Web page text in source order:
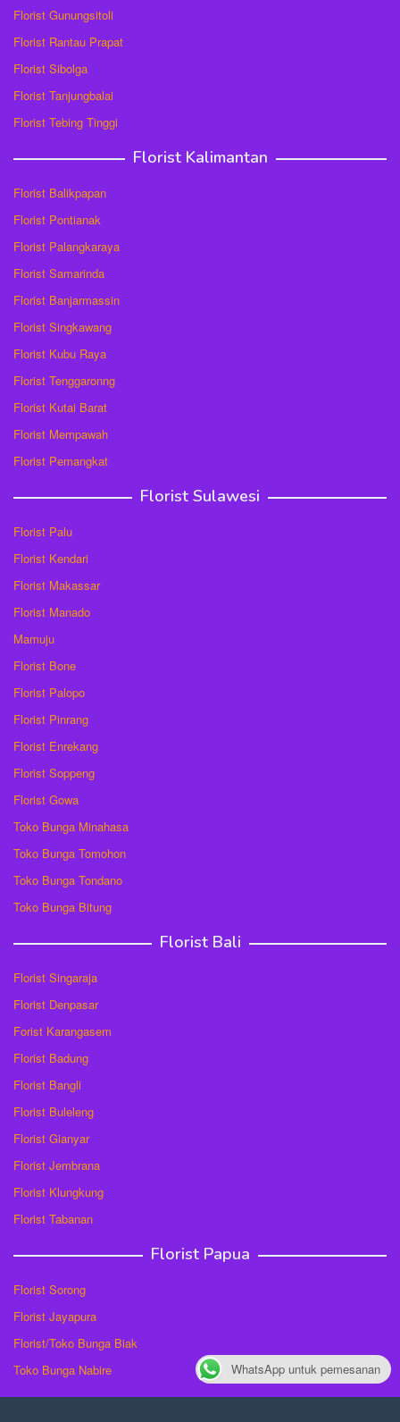
Florist Gunungsitoli
Florist Rantau Prapat
Florist Sibolga
Florist Tanjungbalai
Florist Tebing Tinggi
Florist Kalimantan
Florist Balikpapan
Florist Pontianak
Florist Palangkaraya
Florist Samarinda
Florist Banjarmassin
Florist Singkawang
Florist Kubu Raya
Florist Tenggaronng
Florist Kutai Barat
Florist Mempawah
Florist Pemangkat
Florist Sulawesi
Florist Palu
Florist Kendari
Florist Makassar
Florist Manado
Mamuju
Florist Bone
Florist Palopo
Florist Pinrang
Florist Enrekang
Florist Soppeng
Florist Gowa
Toko Bunga Minahasa
Toko Bunga Tomohon
Toko Bunga Tondano
Toko Bunga Bitung
Florist Bali
Florist Singaraja
Florist Denpasar
Forist Karangasem
Florist Badung
Florist Bangli
Florist Buleleng
Florist Gianyar
Florist Jembrana
Florist Klungkung
Florist Tabanan
Florist Papua
Florist Sorong
Florist Jayapura
Florist/Toko Bunga Biak
Toko Bunga Nabire
WhatsApp untuk pemesanan